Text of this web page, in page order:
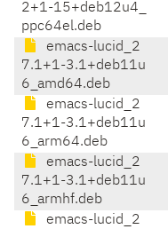
2+1-15+deb12u4_
ppc64el.deb
emacs-lucid_2
7.1+1-3.1+deb11u
6_amd64.deb
emacs-lucid_2
7.1+1-3.1+deb11u
6_arm64.deb
emacs-lucid_2
7.1+1-3.1+deb11u
6_armhf.deb
emacs-lucid_2